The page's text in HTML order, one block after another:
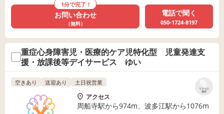
1分で完了！
お問い合わせ
（無料）
電話で聞く
050-1724-8197
重症心身障害児・医療的ケア児特化型 児童発達支
援・放課後等デイサービス ゆい
リストに
保存
空きあり 送迎あり 土日祝営業
アクセス
周船寺駅から974m、波多江駅から1076m